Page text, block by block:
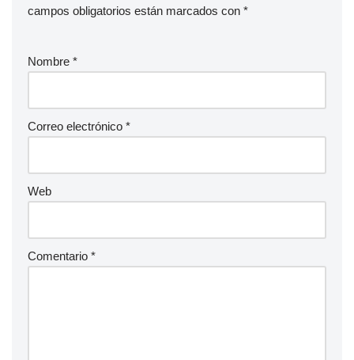
campos obligatorios están marcados con *
Nombre *
Correo electrónico *
Web
Comentario *